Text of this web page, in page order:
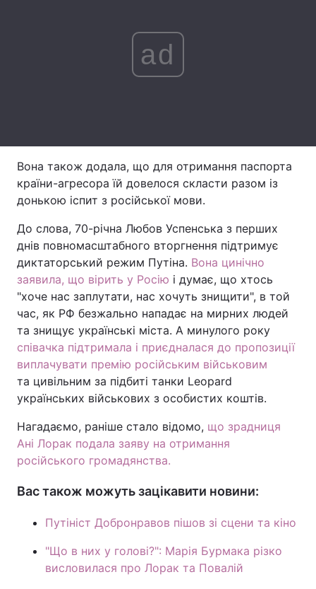
Статті
Думки
Послуги
Тема оформлення
ad
Вона також додала, що для отримання паспорта
країни-агресора їй довелося скласти разом із
донькою іспит з російської мови.
До слова, 70-річна Любов Успенська з перших
днів повномасштабного вторгнення підтримує
диктаторський режим Путіна. Вона цинічно
заявила, що вірить у Росію і думає, що хтось
"хоче нас заплутати, нас хочуть знищити", в той
час, як РФ безжально нападає на мирних людей
та знищує українські міста. А минулого року
співачка підтримала і приєдналася до пропозиції
виплачувати премію російським військовим
та цивільним за підбиті танки Leopard
українських військових з особистих коштів.
Нагадаємо, раніше стало відомо, що зрадниця
Ані Лорак подала заяву на отримання
російського громадянства.
Вас також можуть зацікавити новини:
Путініст Добронравов пішов зі сцени та кіно
"Що в них у голові?": Марія Бурмака різко
висловилася про Лорак та Повалій